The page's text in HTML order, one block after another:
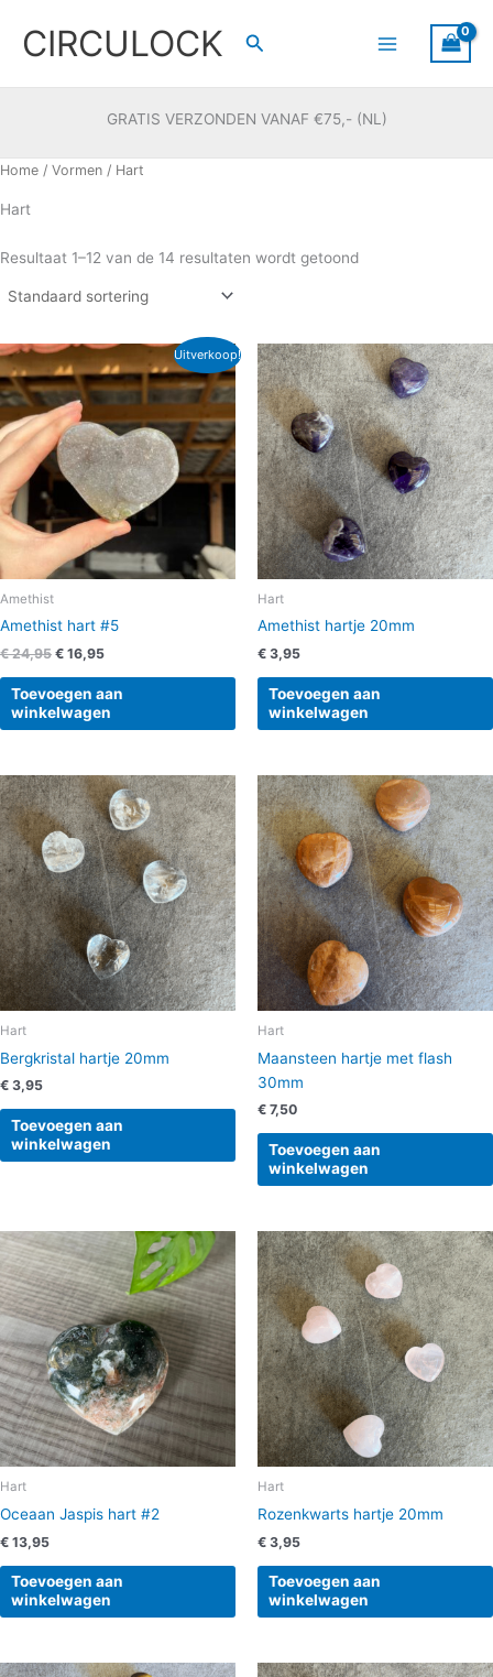
naar
inhoud
CIRCULOCK Zoeken
GRATIS VERZONDEN VANAF €75,- (NL)
Home / Vormen / Hart
Hart
Resultaat 1–12 van de 14 resultaten wordt getoond
Uitverkoop!
Amethist
Amethist hart #5
€24,95
Oorspronkelijke
prijs
was:
€ 24,95.
€ 16,95
Huidige
prijs
is:
€ 16,95.
Toevoegen aan
winkelwagen
Hart
Amethist hartje 20mm
€ 3,95
Toevoegen aan
winkelwagen
Hart
Bergkristal hartje 20mm
€ 3,95
Toevoegen aan
winkelwagen
Hart
Maansteen hartje met flash
30mm
€ 7,50
Toevoegen aan
winkelwagen
Hart
Oceaan Jaspis hart #2
€ 13,95
Toevoegen aan
winkelwagen
Hart
Rozenkwarts hartje 20mm
€ 3,95
Toevoegen aan
winkelwagen